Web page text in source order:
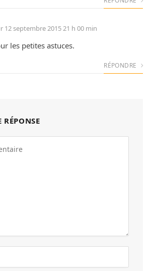
12 septembre 2015 21 h 00 min
les petites astuces.
RÉPONDRE
RÉPONSE